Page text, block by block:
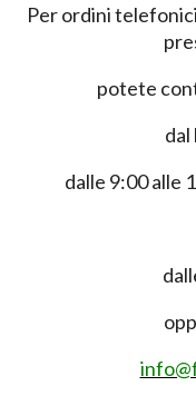
Per ordini
potete
dal
dalle 9:00 alle